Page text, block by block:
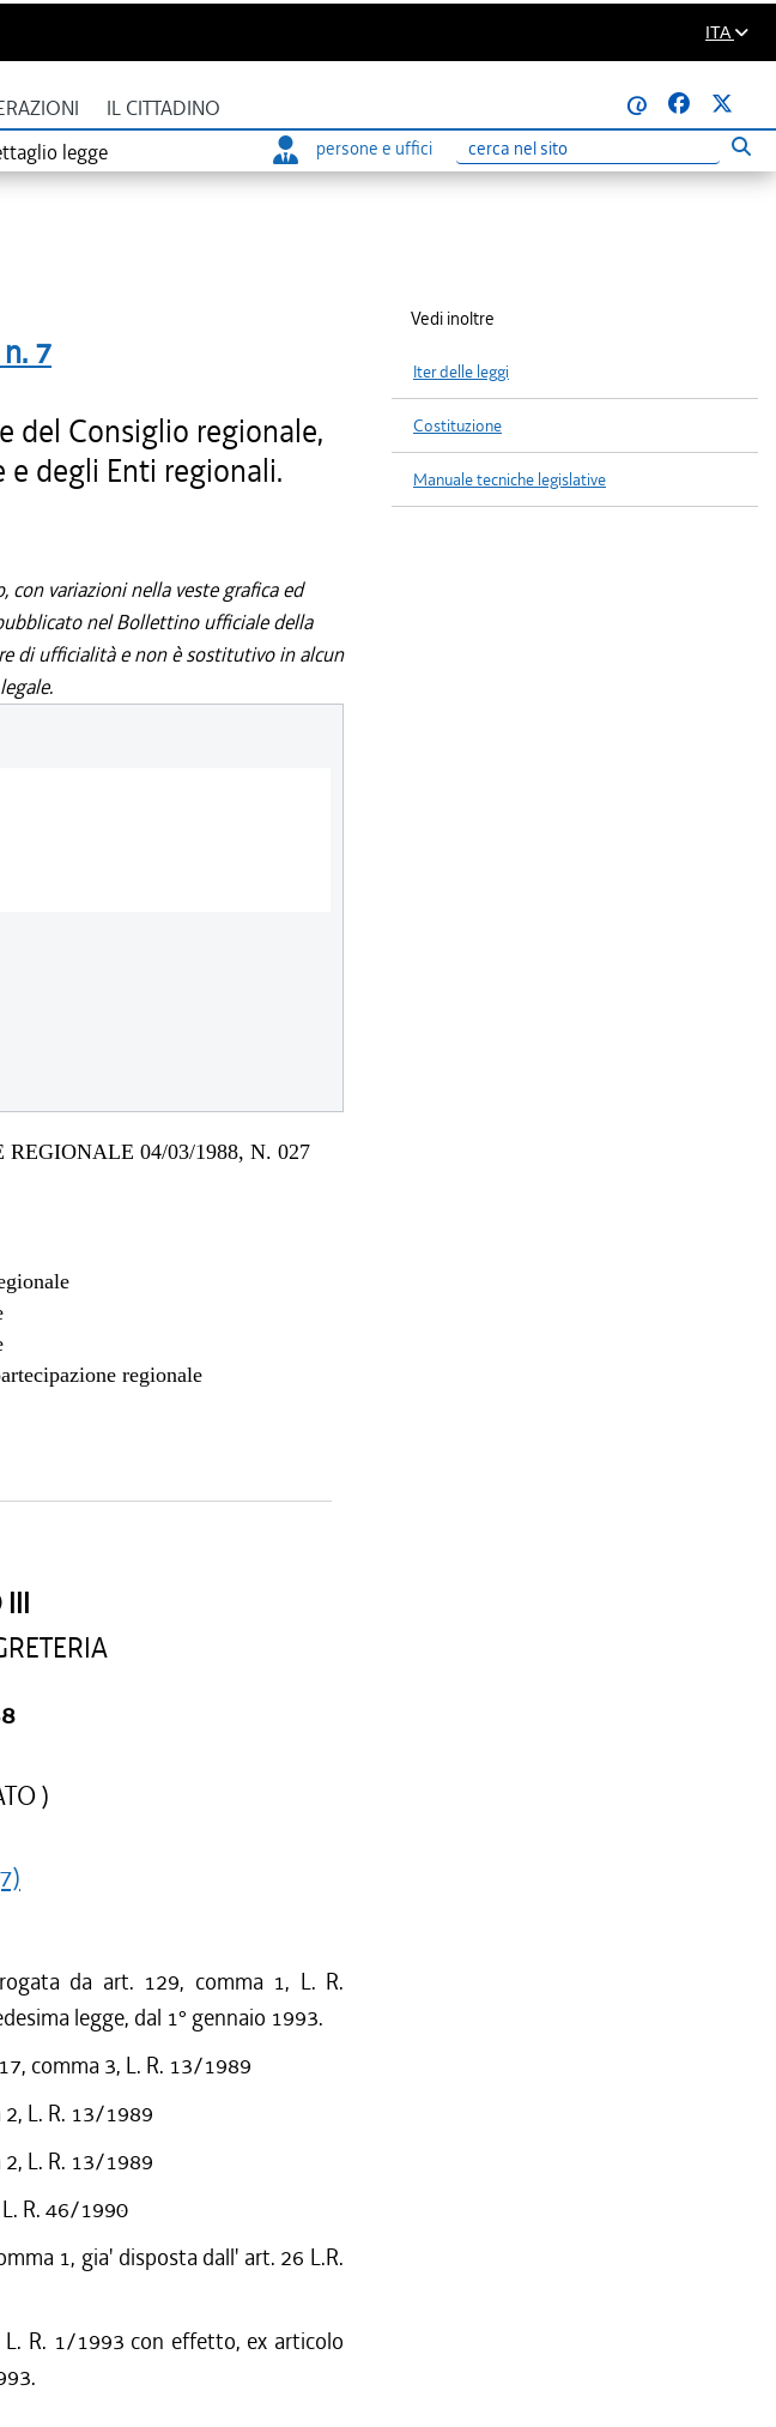
ITA
IL CITTADINO
@
legge persone e uffici
Ricerca
7
del Consiglio regionale,
degli Enti regionali.
variazioni nella veste grafica ed
nel Bollettino ufficiale della
di ufficialità e non è sostitutivo in alcun
04/03/1988, N. 027
regionale
III
)
da art. 129, comma 1, L. R.
legge, dal 1° gennaio 1993.
comma 3, L. R. 13/1989
L. R. 13/1989
L. R. 13/1989
R. 46/1990
1, gia' disposta dall' art. 26 L.R.
R. 1/1993 con effetto, ex articolo
Vedi inoltre
Iter delle leggi
Costituzione
Manuale tecniche legislative